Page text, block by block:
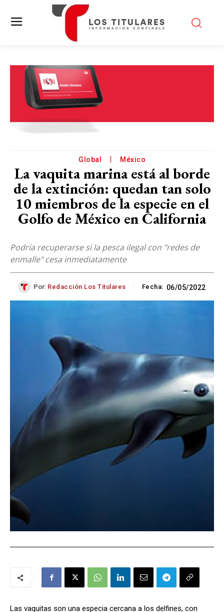
Global México
La vaquita marina está al borde
de la extinción: quedan tan solo
10 miembros de la especie en el
Golfo de México en California
Podría recuperarse si la pesca ilegal con "redes de
enmalle" cesa inmediatamente
Por: Redacción Los Titulares Fecha: 06/05/2022
Las vaquitas son una especia cercana a los delfines, con